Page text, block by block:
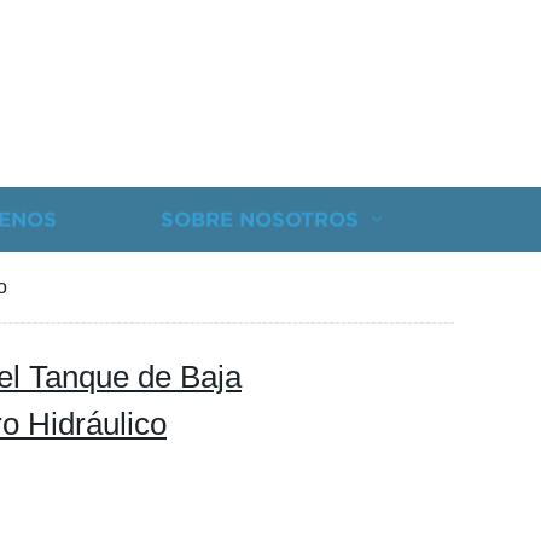
SOBRE NOSOTROS
Tanque de Baja
Hidráulico